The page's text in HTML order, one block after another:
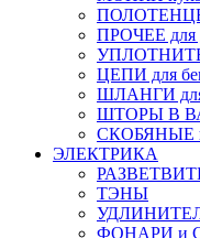
ПРОЧЕЕ для
ЦЕПИ для
ШЛАНГИ
ШТОРЫ В
СКОБЯНЫЕ
ЭЛЕКТРИКА
ТЭНЫ
ФОНАРИ и